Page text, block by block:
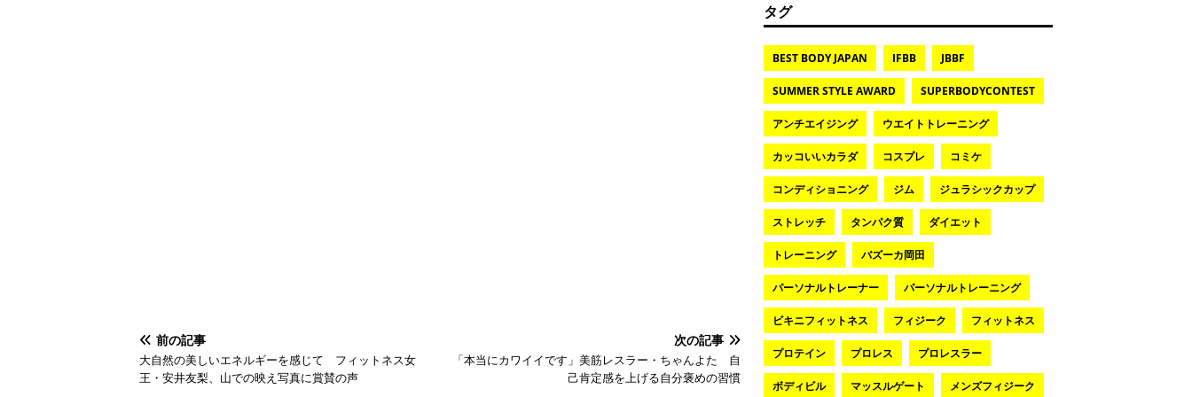
前の記事
大自然の美しいエネルギーを感じて フィットネス女
王・安井友梨、山での映え写真に賞賛の声
次の記事
「本当にカワイイです」美筋レスラー・ちゃんよた 自
己肯定感を上げる自分褒めの習慣
タグ
BEST BODY JAPAN IFBB JBBF
SUMMER STYLE AWARD SUPERBODYCONTEST
アンチエイジング ウエイトトレーニング
カッコいいカラダ コスプレ コミケ
コンディショニング ジム ジュラシックカップ
ストレッチ タンパク質 ダイエット
トレーニング バズーカ岡田
パーソナルトレーナー パーソナルトレーニング
ビキニフィットネス フィジーク フィットネス
プロテイン プロレス プロレスラー
ボディビル マッスルゲート メンズフィジーク